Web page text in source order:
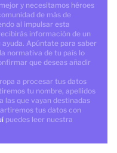
y necesitamos héroes
de más de
al impulsar esta
información de un
Apúntate para saber
normativa de tu país lo
que deseas añadir
a procesar tus datos
tu nombre, apellidos
las que vayan destinadas
tus datos con
puedes leer nuestra